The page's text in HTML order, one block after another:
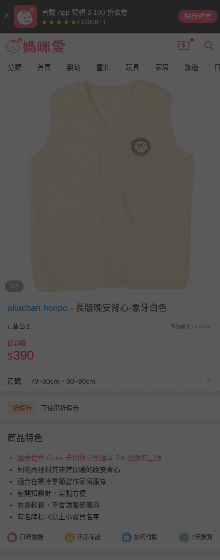
首載 App 現領 $ 100 折價券
( 10000+ )
點我領券
分類 首頁 嬰幼 童裝 玩具 家居 旅遊
1/8
akachan honpo - 長版晚安背心-象牙白色
已售出 2 商品編號：872945
促銷價
$390
尺碼 70~80cm、80~90cm
折價券 可使用折價券
商品特色
國泰世華 Cube 卡切換童樂匯享 5% 回饋無上限
刷毛內裡材質非常保暖的晚安背心
適合在寒冷季節當作家居服穿
前開扣設計，穿脫方便
衣長較長，不會讓腹部著涼
有名牌標可寫上小寶貝名字
口碑嚴選 正品保證 加密付款 7天鑑賞